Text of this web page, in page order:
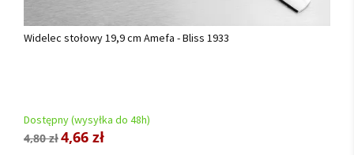
Widelec stołowy 19,9 cm Amefa - Bliss 1933
Dostępny (wysyłka do 48h)
4,80 zł4,66 zł